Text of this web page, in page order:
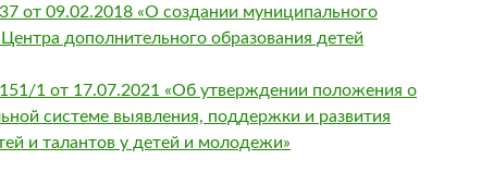
от 09.02.2018 «О создании муниципального
дополнительного образования детей
1 от 17.07.2021 «Об утверждении положения о
системе выявления, поддержки и развития
и талантов у детей и молодежи»